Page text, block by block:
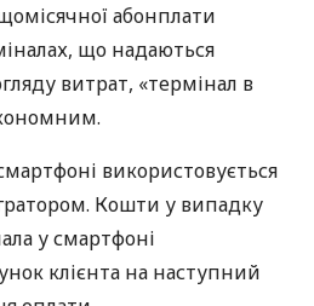
абонплати
що надаються
витрат, «термінал в
використовується
Кошти у випадку
у смартфоні
клієнта на наступний